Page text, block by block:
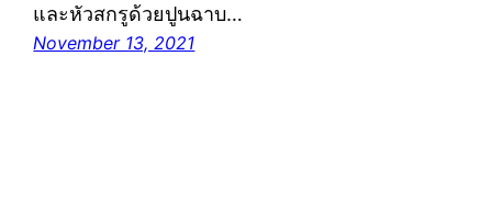
และหัวสกรูด้วยปูนฉาบ…
November 13, 2021